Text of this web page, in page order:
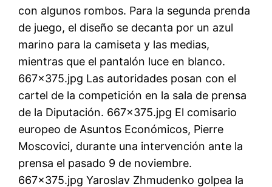
con algunos rombos. Para la segunda prenda
de juego, el diseño se decanta por un azul
marino para la camiseta y las medias,
mientras que el pantalón luce en blanco.
667×375.jpg Las autoridades posan con el
cartel de la competición en la sala de prensa
de la Diputación. 667×375.jpg El comisario
europeo de Asuntos Económicos, Pierre
Moscovici, durante una intervención ante la
prensa el pasado 9 de noviembre.
667×375.jpg Yaroslav Zhmudenko golpea la